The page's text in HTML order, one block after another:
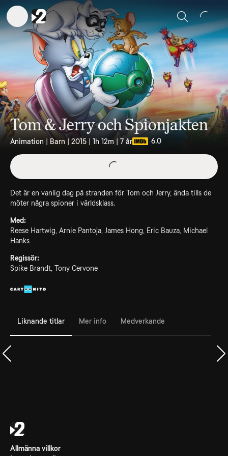
Sök
Tom & Jerry och Spionjakten
Animation | Barn | 2015 | 1h 12m | 7 år 6.0
Det är en vanlig dag på stranden för Tom och Jerry, ända tills de
möter några spioner i världsklass.
Med:
Reese Hartwig, Arnie Pantoja, James Hong, Eric Bauza, Michael
Hanks
Regissör:
Spike Brandt, Tony Cervone
Liknande titlar Mer info Medverkande
Allmänna villkor